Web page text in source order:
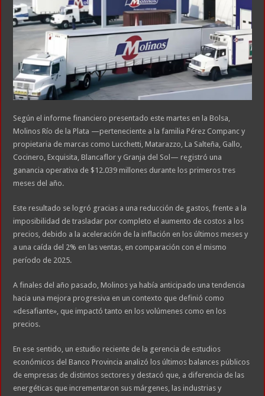
Según el informe financiero presentado este martes en la Bolsa,
Molinos Río de la Plata —perteneciente a la familia Pérez Companc y
propietaria de marcas como Lucchetti, Matarazzo, La Salteña, Gallo,
Cocinero, Exquisita, Blancaflor y Granja del Sol— registró una
ganancia operativa de $12.039 millones durante los primeros tres
meses del año.
Este resultado se logró gracias a una reducción de gastos, frente a la
imposibilidad de trasladar por completo el aumento de costos a los
precios, debido a la aceleración de la inflación en los últimos meses y
a una caída del 2% en las ventas, en comparación con el mismo
período de 2025.
A finales del año pasado, Molinos ya había anticipado una tendencia
hacia una mejora progresiva en un contexto que definió como
«desafiante», que impactó tanto en los volúmenes como en los
precios.
En ese sentido, un estudio reciente de la gerencia de estudios
económicos del Banco Provincia analizó los últimos balances públicos
de empresas de distintos sectores y destacó que, a diferencia de las
energéticas que incrementaron sus márgenes, las industrias y